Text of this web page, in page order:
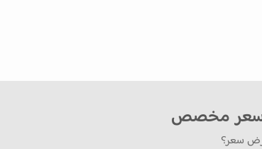
مخصص
سعر؟